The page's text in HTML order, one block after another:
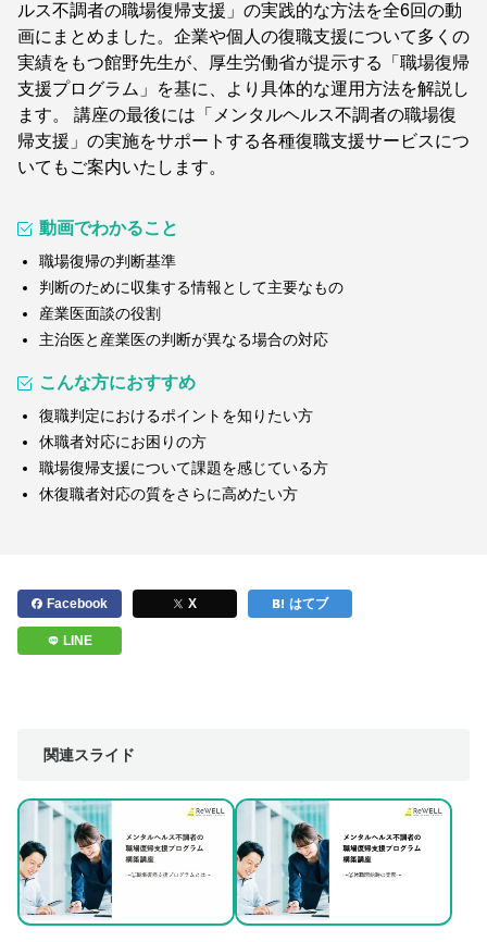
ルス不調者の職場復帰支援」の実践的な方法を全6回の動
画にまとめました。企業や個人の復職支援について多くの
実績をもつ館野先生が、厚生労働省が提示する「職場復帰
支援プログラム」を基に、より具体的な運用方法を解説し
ます。 講座の最後には「メンタルヘルス不調者の職場復
帰支援」の実施をサポートする各種復職支援サービスにつ
いてもご案内いたします。
動画でわかること
職場復帰の判断基準
判断のために収集する情報として主要なもの
産業医面談の役割
主治医と産業医の判断が異なる場合の対応
こんな方におすすめ
復職判定におけるポイントを知りたい方
休職者対応にお困りの方
職場復帰支援について課題を感じている方
休復職者対応の質をさらに高めたい方
Facebook X はてブ
LINE
関連スライド